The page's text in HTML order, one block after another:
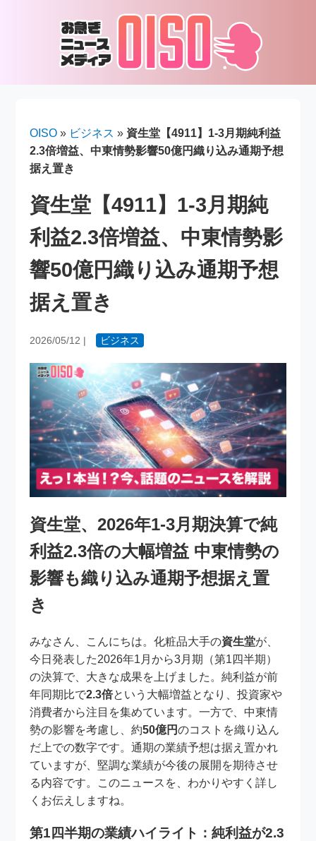
OISO » ビジネス » 資生堂【4911】1-3月期純利益
2.3倍増益、中東情勢影響50億円織り込み通期予想
据え置き
資生堂【4911】1-3月期純
利益2.3倍増益、中東情勢影
響50億円織り込み通期予想
据え置き
2026/05/12 | ビジネス
資生堂、2026年1-3月期決算で純
利益2.3倍の大幅増益 中東情勢の
影響も織り込み通期予想据え置
き
みなさん、こんにちは。化粧品大手の資生堂が、
今日発表した2026年1月から3月期（第1四半期）
の決算で、大きな成果を上げました。純利益が前
年同期比で2.3倍という大幅増益となり、投資家や
消費者から注目を集めています。一方で、中東情
勢の影響を考慮し、約50億円のコストを織り込ん
だ上での数字です。通期の業績予想は据え置かれ
ていますが、堅調な業績が今後の展開を期待させ
る内容です。このニュースを、わかりやすく詳し
くお伝えしますね。
第1四半期の業績ハイライト：純利益が2.3